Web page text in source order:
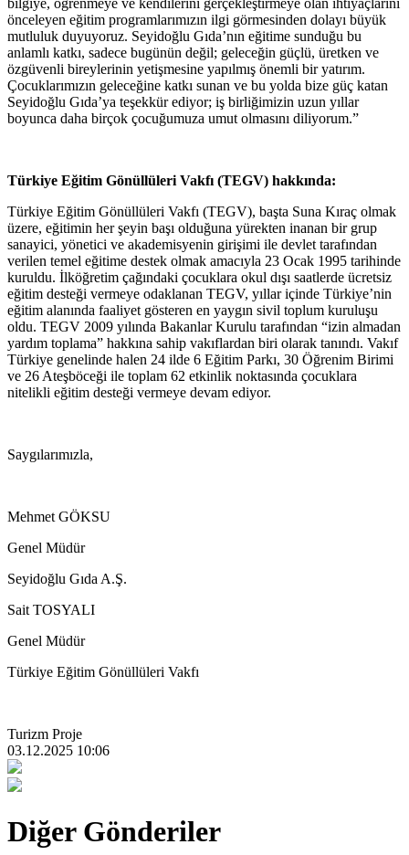
önceleyen eğitim programlarımızın ilgi görmesinden dolayı büyük
mutluluk duyuyoruz. Seyidoğlu Gıda’nın eğitime sunduğu bu
anlamlı katkı, sadece bugünün değil; geleceğin güçlü, üretken ve
özgüvenli bireylerinin yetişmesine yapılmış önemli bir yatırım.
Çocuklarımızın geleceğine katkı sunan ve bu yolda bize güç katan
Seyidoğlu Gıda’ya teşekkür ediyor; iş birliğimizin uzun yıllar
boyunca daha birçok çocuğumuza umut olmasını diliyorum.”
Türkiye Eğitim Gönüllüleri Vakfı (TEGV) hakkında:
Türkiye Eğitim Gönüllüleri Vakfı (TEGV), başta Suna Kıraç olmak
üzere, eğitimin her şeyin başı olduğuna yürekten inanan bir grup
sanayici, yönetici ve akademisyenin girişimi ile devlet tarafından
verilen temel eğitime destek olmak amacıyla 23 Ocak 1995 tarihinde
kuruldu. İlköğretim çağındaki çocuklara okul dışı saatlerde ücretsiz
eğitim desteği vermeye odaklanan TEGV, yıllar içinde Türkiye’nin
eğitim alanında faaliyet gösteren en yaygın sivil toplum kuruluşu
oldu. TEGV 2009 yılında Bakanlar Kurulu tarafından “izin almadan
yardım toplama” hakkına sahip vakıflardan biri olarak tanındı. Vakıf
Türkiye genelinde halen 24 ilde 6 Eğitim Parkı, 30 Öğrenim Birimi
ve 26 Ateşböceği ile toplam 62 etkinlik noktasında çocuklara
nitelikli eğitim desteği vermeye devam ediyor.
Saygılarımızla,
Mehmet GÖKSU
Genel Müdür
Seyidoğlu Gıda A.Ş.
Sait TOSYALI
Genel Müdür
Türkiye Eğitim Gönüllüleri Vakfı
Turizm Proje
03.12.2025 10:06
Diğer Gönderiler